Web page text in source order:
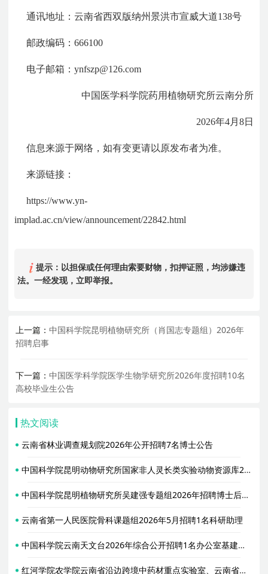
通讯地址：云南省西双版纳州景洪市宣威大道138号
邮政编码：666100
电子邮箱：ynfszp@126.com
中国医学科学院药用植物研究所云南分所
2026年4月8日
信息来源于网络，如有变更请以原发布者为准。
来源链接：
https://www.yn-
implad.ac.cn/view/announcement/22842.html
提示：以担保或任何理由索要财物，扣押证照，均涉嫌违
法。一经发现，立即举报。
上一篇：中国科学院昆明植物研究所（肖国志专题组）2026年
招聘启事
下一篇：中国医学科学院医学生物学研究所2026年度招聘10名
高校毕业生公告
热文阅读
云南省林业调查规划院2026年公开招聘7名博士公告
中国科学院昆明动物研究所国家非人灵长类实验动物资源库2026年招聘1名数据库管理与维护工作人员启事
中国科学院昆明植物研究所吴建强专题组2026年招聘博士后（特别研究助理）启事
云南省第一人民医院骨科课题组2026年5月招聘1名科研助理
中国科学院云南天文台2026年综合公开招聘1名办公室基建管理业务主管启事
红河学院农学院云南省沿边跨境中药材重点实验室、云南省中越珍稀人参属资源国际联合实验室2026年招聘3名编